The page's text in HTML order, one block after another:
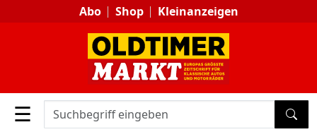
Abo Shop Kleinanzeigen
☰